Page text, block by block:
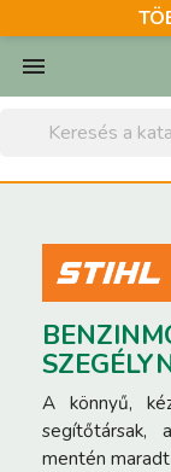

A könnyű,
segítőtársak,
mentén